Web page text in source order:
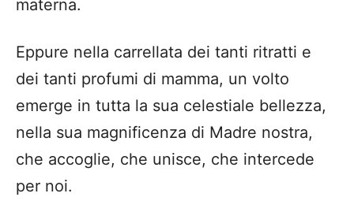
materna.
Eppure nella carrellata dei tanti ritratti e
dei tanti profumi di mamma, un volto
emerge in tutta la sua celestiale bellezza,
nella sua magnificenza di Madre nostra,
che accoglie, che unisce, che intercede
per noi.